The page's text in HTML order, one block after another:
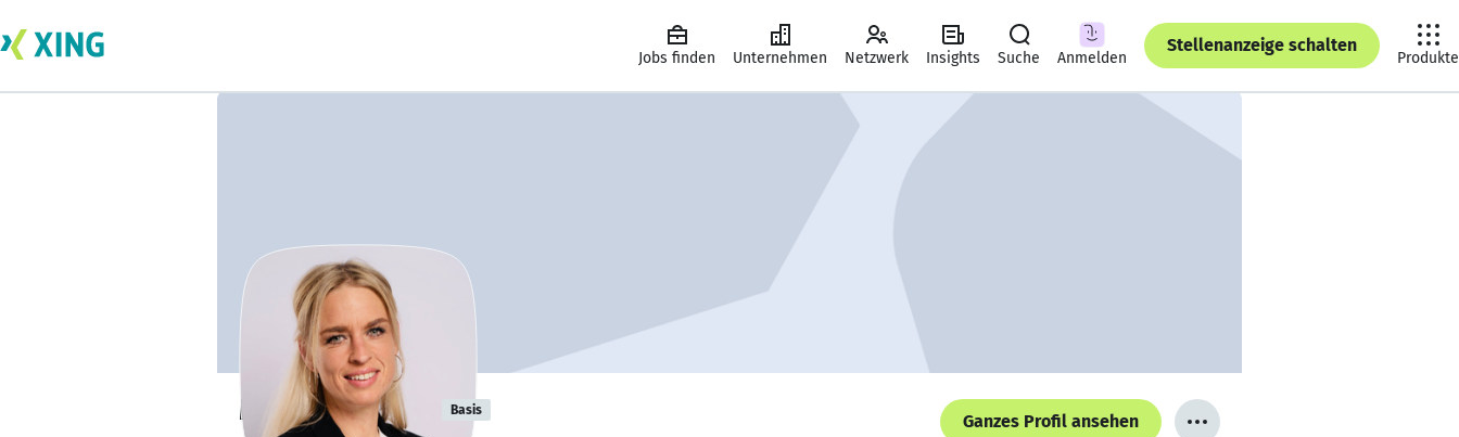
Jobs finden Unternehmen Netzwerk Insights Suche Anmelden
Stellenanzeige schalten
Produkte
Monika Palzer Basis
Ganzes Profil ansehen